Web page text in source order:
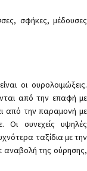
σφήκες, μέδουσες
οι ουρολοιμώξεις.
από την επαφή με
από την παραμονή με
Οι συνεχείς υψηλές
ταξίδια με την
αναβολή της ούρησης,